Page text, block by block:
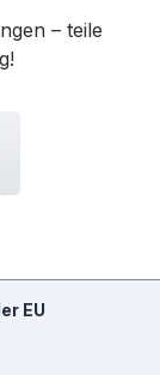
– teile
EU